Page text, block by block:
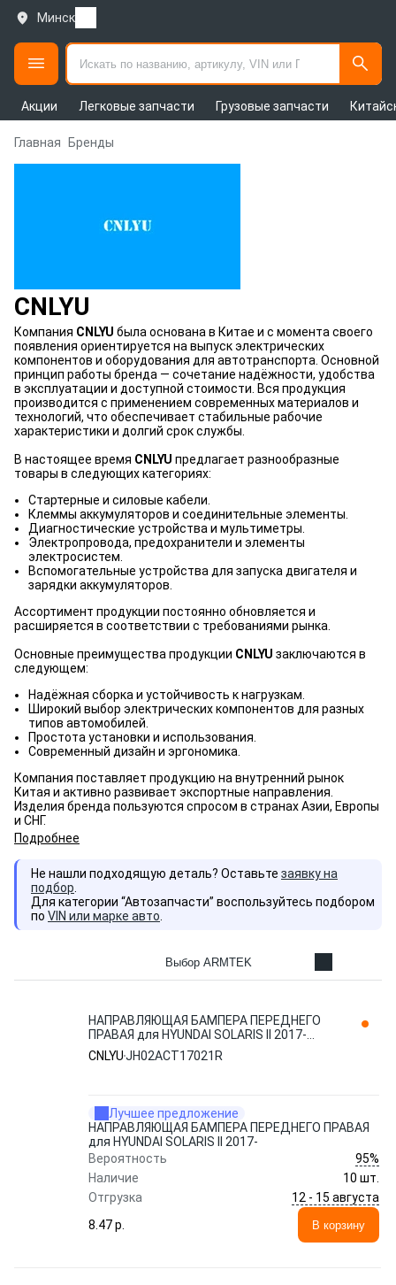
Минск
Акции Легковые запчасти Грузовые запчасти
Главная Бренды
CNLYU
Компания CNLYU была основана в Китае и с момента своего
появления ориентируется на выпуск электрических
компонентов и оборудования для автотранспорта. Основной
принцип работы бренда — сочетание надёжности, удобства
в эксплуатации и доступной стоимости. Вся продукция
производится с применением современных материалов и
технологий, что обеспечивает стабильные рабочие
характеристики и долгий срок службы.
В настоящее время CNLYU предлагает разнообразные
товары в следующих категориях:
Стартерные и силовые кабели.
Клеммы аккумуляторов и соединительные элементы.
Диагностические устройства и мультиметры.
Электропровода, предохранители и элементы
электросистем.
Вспомогательные устройства для запуска двигателя и
зарядки аккумуляторов.
Ассортимент продукции постоянно обновляется и
расширяется в соответствии с требованиями рынка.
Основные преимущества продукции CNLYU заключаются в
следующем:
Надёжная сборка и устойчивость к нагрузкам.
Широкий выбор электрических компонентов для разных
типов автомобилей.
Простота установки и использования.
Современный дизайн и эргономика.
Компания поставляет продукцию на внутренний рынок
Китая и активно развивает экспортные направления.
Изделия бренда пользуются спросом в странах Азии, Европы
и СНГ.
Подробнее
Не нашли подходящую деталь? Оставьте заявку на
подбор
Для категории “Автозапчасти” воспользуйтесь подбором
по VIN или марке авто
Выбор ARMTEK
НАПРАВЛЯЮЩАЯ БАМПЕРА ПЕРЕДНЕГО
ПРАВАЯ для HYUNDAI SOLARIS II 2017-
JH02ACT17021R CNLYU
CNLYUJH02ACT17021R
Лучшее предложение
НАПРАВЛЯЮЩАЯ БАМПЕРА ПЕРЕДНЕГО ПРАВАЯ
для HYUNDAI SOLARIS II 2017-
Вероятность
95%
Наличие
10 шт.
Отгрузка
12 - 15 августа
8.47 p.
В корзину